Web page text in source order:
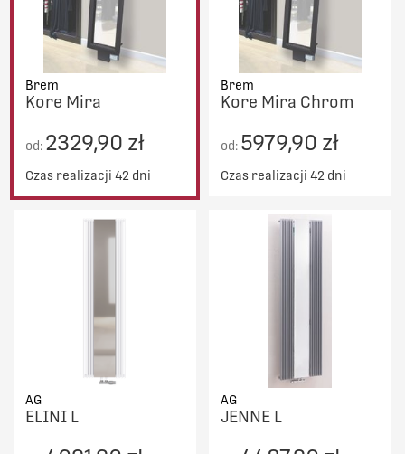
Brem
Kore Mira
od: 2329,90 zł
Czas realizacji 42 dni
Brem
Kore Mira Chrom
od: 5979,90 zł
Czas realizacji 42 dni
AG
ELINI L
AG
JENNE L